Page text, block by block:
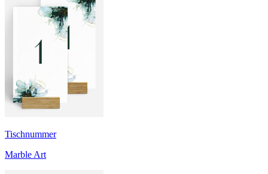
Tischnummer
Marble Art